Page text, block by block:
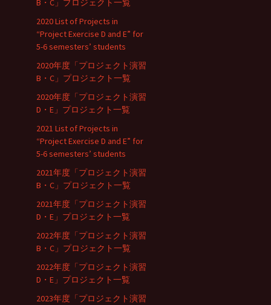
B・C」プロジェクト一覧
2020 List of Projects in
“Project Exercise D and E” for
5-6 semesters’ students
2020年度「プロジェクト演習
B・C」プロジェクト一覧
2020年度「プロジェクト演習
D・E」プロジェクト一覧
2021 List of Projects in
“Project Exercise D and E” for
5-6 semesters’ students
2021年度「プロジェクト演習
B・C」プロジェクト一覧
2021年度「プロジェクト演習
D・E」プロジェクト一覧
2022年度「プロジェクト演習
B・C」プロジェクト一覧
2022年度「プロジェクト演習
D・E」プロジェクト一覧
2023年度「プロジェクト演習